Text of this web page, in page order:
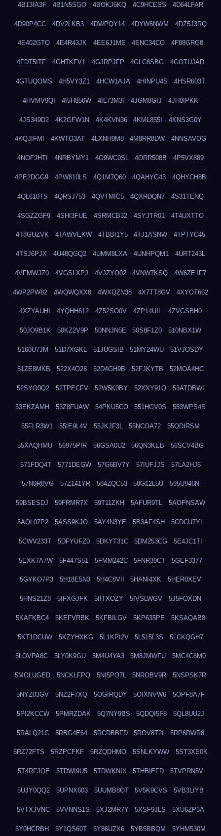
4B13IA3F 4B1N5SGO 4BOKJ6KQ 4C9HCESS 4D64LFAR
4D90P4CC 4DV2LKB3 4DWPQY14 4DYW6NWM 4DZ5J3RQ
4E402GTO 4E4R43JK 4EE6J1ME 4ENC34CO 4F88GRG8
4FDT5ITF 4GHTKFV1 4GJRPJFP 4GLC8SBG 4GOTUJAD
4GTUQOMS 4H5VY3Z1 4HCW1AJA 4HINPU4S 4HSR603T
4HVMV9QI 4I5H850W 4IL73M3I 4JGM8GIJ 4JH8IPKK
4JS349D2 4K2GFW1N 4K4KVN36 4KML855I 4KNS3G0Y
4KQJIFMI 4KWTO3AT 4LXNH9M8 4M8RR8DW 4NNSAVOG
4NOFJHTI 4NRBYMY1 4O9WC0SL 4ORR508B 4P5VX889
4PE2DGG9 4PW810LS 4Q1M7Q60 4QAHYG43 4QHYCH8B
4QL610TS 4QRSJ753 4QVTMIC5 4QXRDQN7 4S31TENQ
4SGZZGF9 4SHI3FUE 4SRMCB32 4SYJTR01 4T4UXTTO
4T8GUZVK 4TAWVEKW 4TBBI1Y5 4TJ1ASNW 4TPTYC45
4TSJ6PJX 4U48QGQ2 4UMM8LXA 4UNHPQM1 4URT243L
4VFMWJZ0 4VGSLXPJ 4VJZYO02 4VNW7KSQ 4W6ZE1F7
4WP2PW82 4WQWQXX8 4WXQZN38 4X7TT8GV 4XYOT662
4XZYAUHI 4YQHH612 4Z52SO0V 4ZP14UIL 4ZVGSBH0
50JO9B1K 50KZ2V9P 50NNJN5E 50S8F1Z0 510NBX1W
5160U7JM 51D7XGKL 51JUGSIB 51MY24WU 51VJOSDY
51ZE8MKB 522X4O28 52D4GH9B 52FJKYTB 52MOA4HC
52SYO0Q2 52TPECFV 52W5K0BY 52XXY91Q 53ATDBWI
53EKZAMH 53Z8FUAW 54PKU5CO 551HGV0S 553WPS4S
55FLR3W1 55IE9L4V 55JKJF3L 55NCOA72 55QDIRSM
55XAQHMU 56975PIR 56GSA0U2 56QN3KEB 56SCV4BG
571FDQ4T 5771DEGW 57G6BV7Y 57IUFJJS 57LA2HJ6
57N9R0VG 57Z141YR 584ZQC53 58G12L5U 595U946N
59BSESDJ 59FRMR7X 59T11ZKH 5AFUR9TL 5AOPNSAW
5AQL07P2 5ASS9KJO 5AY4N3YE 5B3AF4SH 5CDCU7YL
5CWV233T 5DFYUFZ0 5DKYT31C 5DM253CG 5E4JC1TI
5EXK7A7W 5F447S51 5FMM242C 5FNR39CT 5GEF3377
5GYKO7P3 5H18E5N3 5H4C8VII 5HANI4XK 5HER0XEV
5HNS21Z8 5IFXGJFK 5IITXOZY 5IVSLWGV 5J5FOXDN
5KAFKBC4 5KEFVRBK 5KFBILGV 5KP635PE 5KSAQAB8
5KT1DCUW 5KZYHXKG 5L1KPI2V 5L515L3S 5LCKQGH7
5LOVPA8C 5LY0K9GU 5M4U4YA3 5M8JMWFU 5MC4C6M0
5MOLUGED 5NCKLFPQ 5NI5PO7L 5NROBV9R 5NSPSK7R
5NYZ03GV 5NZ2F7XQ 5OGIRQDY 5OIXNVW6 5OPF8A7F
5PI2KCCW 5PMRZDAK 5Q7NY9BS 5QDQI5F8 5QL8UU2J
5RALQ21C 5RBG4E64 5RCDBBFD 5ROV8T2I 5RP6DWR8
5RZ72FTS 5RZPCFKF 5RZQDHMO 5SNLKYWW 5ST3XE0K
5T4RFJQE 5TDWI9U5 5TDWKNIX 5THBIEFD 5TVPRN5V
5UJY0QQ2 5UPNX603 5UUMB8OT 5V5K9CVS 5VB3LIYB
5VTXJVNC 5VVNNS1S 5XJ2MR7Y 5XSF9JLS 5XU6ZP3A
5Y0HCRBH 5Y1QS60T 5Y86UZX6 5YB5BBQM 5YHM530M